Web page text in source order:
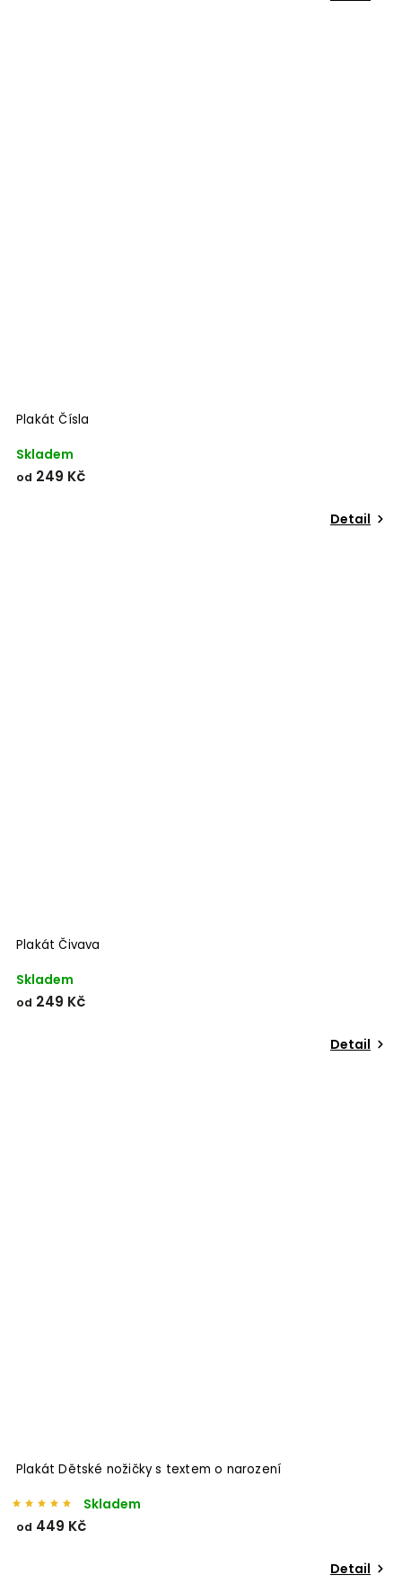
Plakát Čísla
Skladem
od 249 Kč
Detail
Plakát Čivava
Skladem
od 249 Kč
Detail
Plakát Dětské nožičky s textem o narození
Skladem
od 449 Kč
Detail